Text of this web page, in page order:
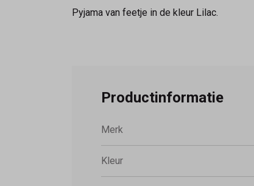
Pyjama van feetje in de kleur Lilac.
Productinformatie
Merk
Kleur